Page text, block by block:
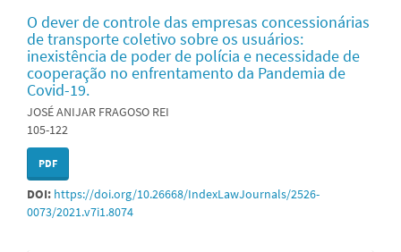
O dever de controle das empresas concessionárias
de transporte coletivo sobre os usuários:
inexistência de poder de polícia e necessidade de
cooperação no enfrentamento da Pandemia de
Covid-19.
JOSÉ ANIJAR FRAGOSO REI
105-122
PDF
DOI: https://doi.org/10.26668/IndexLawJournals/2526-
0073/2021.v7i1.8074